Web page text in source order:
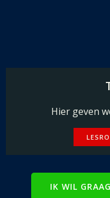
Hier geven
IK WIL